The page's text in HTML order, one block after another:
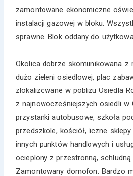
zamontowane ekonomiczne
instalacji gazowej w bloku.
sprawne. Blok oddany do
Okolica dobrze skomunikowana z
dużo zieleni osiedlowej, plac
zlokalizowane w pobliżu Osiedla
z najnowocześniejszych osiedli w
przystanki autobusowe, szkoła
przedszkole, kościół, liczne
innych punktów handlowych i
ocieplony z przestronną, schludną
Zamontowany domofon. Bardzo